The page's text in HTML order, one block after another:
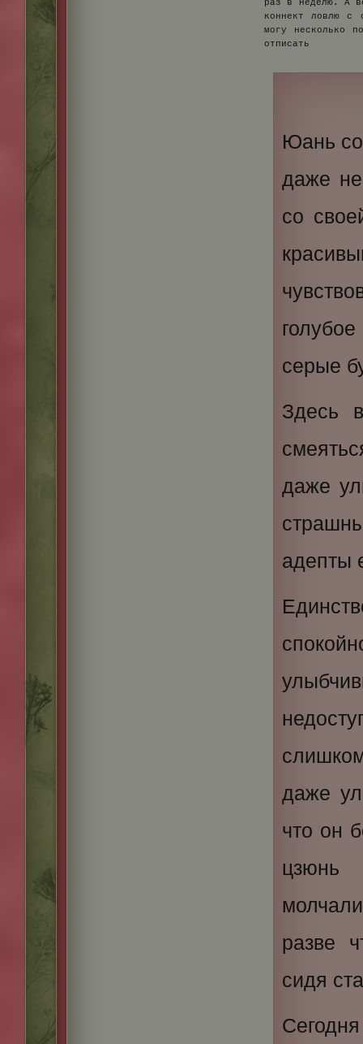
раз в неделю. А
коннект ловлю с
могу несколько
отписать
Юань
даже
со
серые
Здесь
даже
адепты
даже
что он
цзюнь
разве
сидя